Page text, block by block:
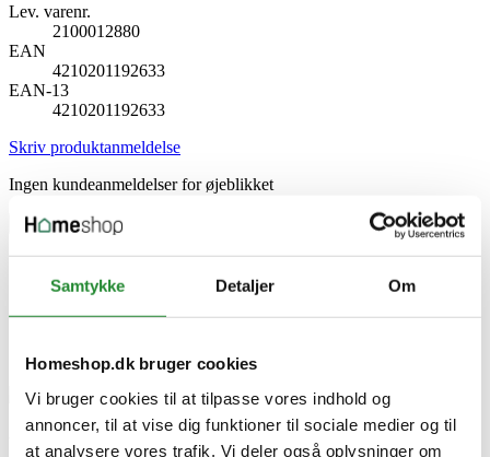
Samtykke Detaljer Om
Homeshop.dk bruger cookies
Vi bruger cookies til at tilpasse vores indhold og
annoncer, til at vise dig funktioner til sociale medier og til
at analysere vores trafik. Vi deler også oplysninger om
Lev. varenr.
2100012880
EAN
4210201192633
EAN-13
4210201192633
Skriv produktanmeldelse
Ingen kundeanmeldelser for øjeblikket
Braun LS5560 Ladyshaver
Braun LS5560 Ladyshaver